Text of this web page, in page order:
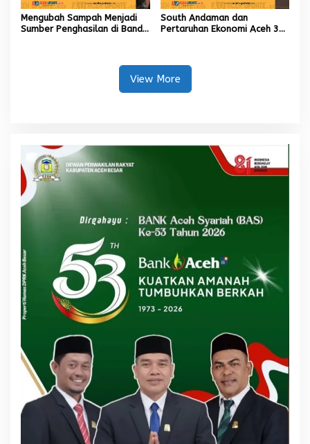
Mengubah Sampah Menjadi
Sumber Penghasilan di Banda
South Andaman dan
Pertaruhan Ekonomi Aceh 30
View More